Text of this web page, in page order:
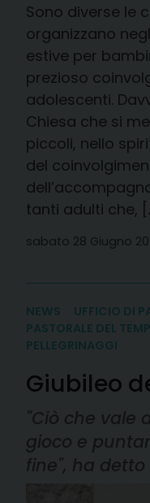
Sono diverse le
organizzano
estive per
prezioso
adolescenti.
Chiesa che si
piccoli, nello
del
tanti adulti che,
sabato 28 Giugno
NEWS UFFICIO DI
PASTORALE DEL
PELLEGRINAGGI
Giubileo
"Ciò che vale
gioco e
fine", ha detto